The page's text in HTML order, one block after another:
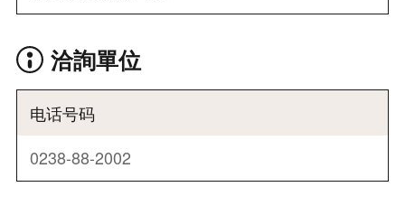
洽詢單位
电话号码
0238-88-2002